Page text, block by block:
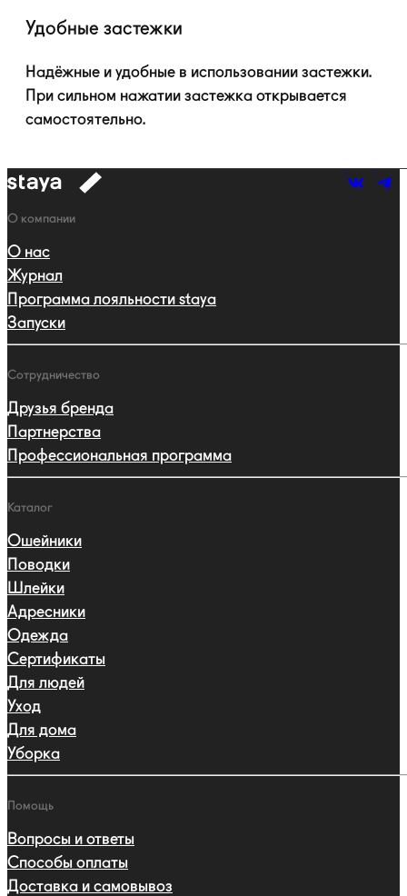
Удобные застежки
Надёжные и удобные в использовании застежки.
При сильном нажатии застежка открывается
самостоятельно.
к
Навигация
О компании
О нас
Журнал
Программа лояльности staya
Запуски
Сотрудничество
Друзья бренда
Партнерства
Профессиональная программа
Каталог
Ошейники
Поводки
Шлейки
Адресники
Одежда
Сертификаты
Для людей
Уход
Для дома
Уборка
Помощь
Вопросы и ответы
Способы оплаты
Доставка и самовывоз